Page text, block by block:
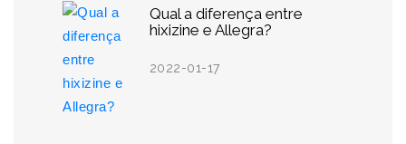
Qual a diferença entre
hixizine e Allegra?
2022-01-17